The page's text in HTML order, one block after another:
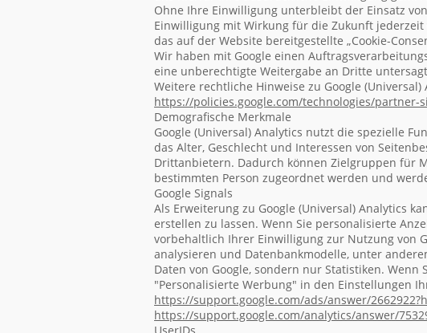
Ohne Ihre Einwilligung unterbleibt der Einsatz
Einwilligung mit Wirkung für die Zukunft
das auf der Website bereitgestellte „Cookie-
Wir haben mit Google einen
eine unberechtigte Weitergabe an Dritte
Weitere rechtliche Hinweise zu Google
https://policies.google.com/technologies/partner-
Demografische Merkmale
Google (Universal) Analytics nutzt die spezielle
das Alter, Geschlecht und Interessen von
Drittanbietern. Dadurch können Zielgruppen für
bestimmten Person zugeordnet werden und
Google Signals
Als Erweiterung zu Google (Universal) Analytics
erstellen zu lassen. Wenn Sie personalisierte
vorbehaltlich Ihrer Einwilligung zur Nutzung von
analysieren und Datenbankmodelle, unter
Daten von Google, sondern nur Statistiken.
"Personalisierte Werbung" in den Einstellungen
https://support.google.com/ads/answer/2662922
https://support.google.com/analytics/answer/